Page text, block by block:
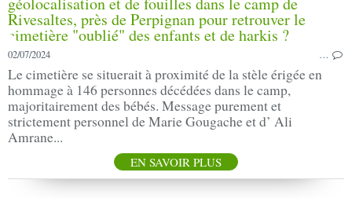
02/07/2024 …
Le cimetière se situerait à proximité de la stèle érigée en
hommage à 146 personnes décédées dans le camp,
majoritairement des bébés. Message purement et
strictement personnel de Marie Gougache et d’ Ali
Amrane...
EN SAVOIR PLUS